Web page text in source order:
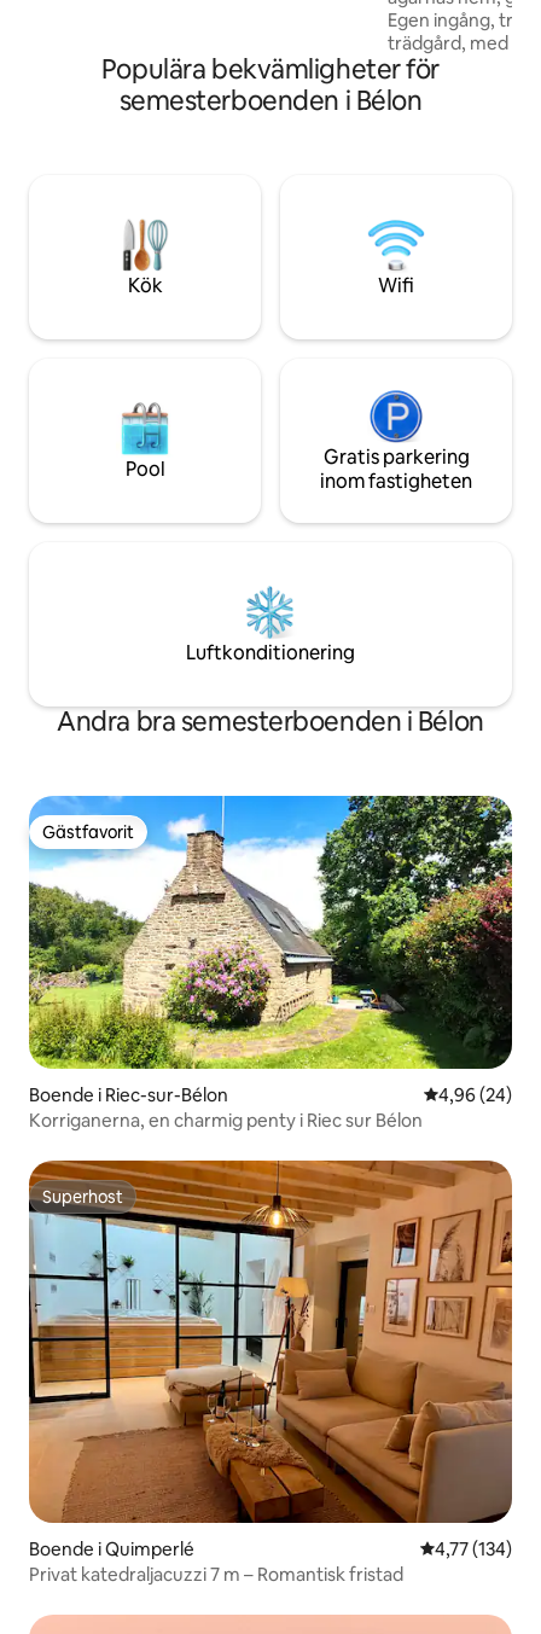
Egen ingång,
trädgård, med
Uthyrning
trevlig miljö, 1 km
bretonsk hamn
Pont-Aven.
stjärnor i
Populära bekvämligheter för
semesterboenden i Bélon
Kök Wifi
Pool
Gratis parkering
inom fastigheten
Luftkonditionering
Andra bra semesterboenden i Bélon
Gästfavorit
Gästfavorit
Boende i Riec-sur-Bélon 4,96 av 5 i
4,96 (24)
Korriganerna, en charmig penty i Riec sur Bélon
Superhost
Superhost
Boende i Quimperlé 4,77 av 5 i
4,77 (134)
Privat katedraljacuzzi 7 m – Romantisk fristad